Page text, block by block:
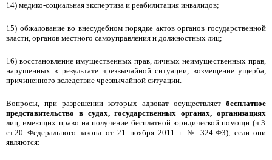
14) медико-социальная экспертиза и реабилитация инвалидов;
15) обжалование во внесудебном порядке актов органов государственной
власти, органов местного самоуправления и должностных лиц;
16) восстановление имущественных прав, личных неимущественных прав,
нарушенных в результате чрезвычайной ситуации, возмещение ущерба,
причиненного вследствие чрезвычайной ситуации.
Вопросы, при разрешении которых адвокат осуществляет бесплатное
представительство в судах, государственных органах, организациях
лиц, имеющих право на получение бесплатной юридической помощи (ч.3
ст.20 Федерального закона от 21 ноября 2011 г. № 324-ФЗ), если они
являются: